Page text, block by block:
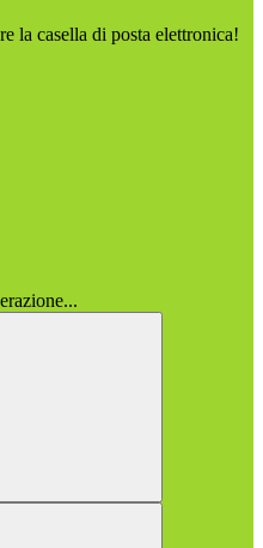
la casella di posta elettronica!